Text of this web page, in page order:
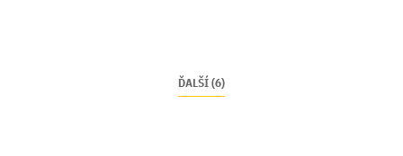
ĎALŠÍ (6)